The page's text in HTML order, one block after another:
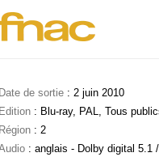
Date de sortie : 2 juin 2010
Edition : Blu-ray, PAL, Tous
Région : 2
: anglais - Dolby digital 5.1